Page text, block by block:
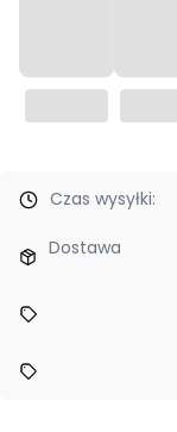
Czas wysyłki:
Dostawa